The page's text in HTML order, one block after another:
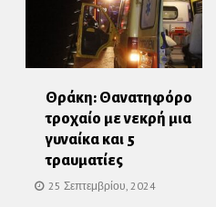
Θράκη: Θανατηφόρο
τροχαίο με νεκρή μια
γυναίκα και 5
τραυματίες
25 Σεπτεμβρίου, 2024